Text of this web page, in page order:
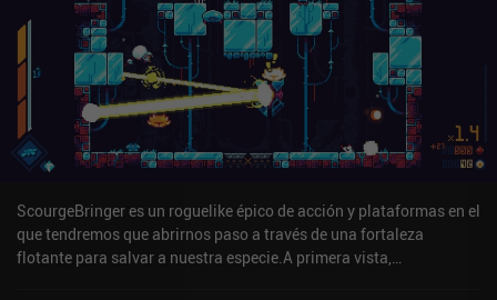
ScourgeBringer es un roguelike épico de acción y plataformas en el
que tendremos que abrirnos paso a través de una fortaleza
flotante para salvar a nuestra especie.A primera vista,